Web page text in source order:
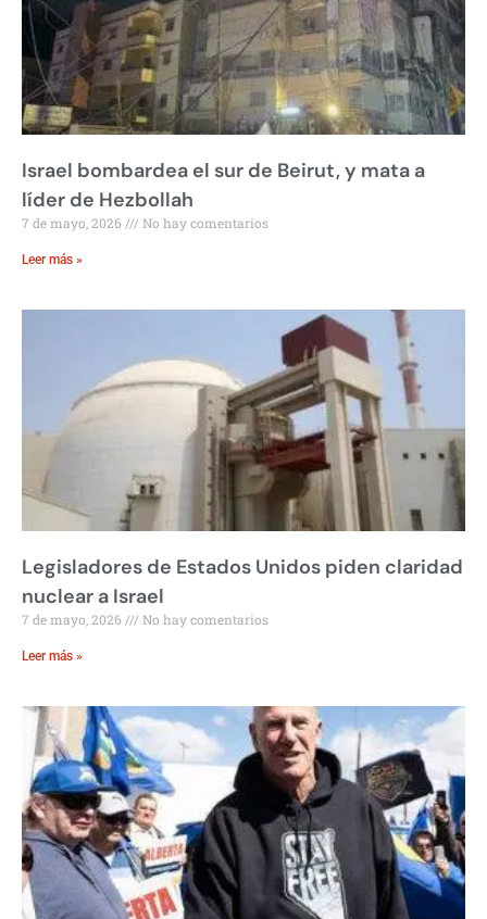
Israel bombardea el sur de Beirut, y mata a
líder de Hezbollah
7 de mayo, 2026 No hay comentarios
Leer más »
Legisladores de Estados Unidos piden claridad
nuclear a Israel
7 de mayo, 2026 No hay comentarios
Leer más »